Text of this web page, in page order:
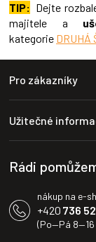
TIP: Dejte
majitele a
kategorie DRUHÁ
Pro zákazníky
Užitečné
Rádi
nákup na e-
+420 736
(Po—Pá 8—16